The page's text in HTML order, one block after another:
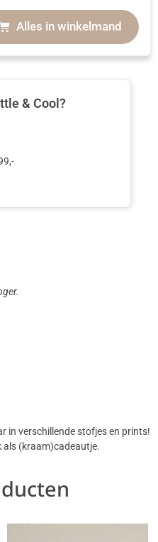
Alles in winkelmand
& Cool?
in verschillende stofjes en prints!
als (kraam)cadeautje.